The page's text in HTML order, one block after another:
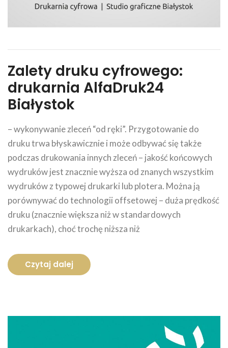
Zalety druku cyfrowego:
drukarnia AlfaDruk24
Białystok
– wykonywanie zleceń “od ręki”. Przygotowanie do
druku trwa błyskawicznie i może odbywać się także
podczas drukowania innych zleceń – jakość końcowych
wydruków jest znacznie wyższa od znanych wszystkim
wydruków z typowej drukarki lub plotera. Można ją
porównywać do technologii offsetowej – duża prędkość
druku (znacznie większa niż w standardowych
drukarkach), choć trochę niższa niż
Czytaj dalej